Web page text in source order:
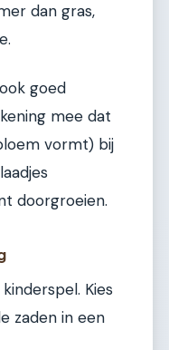
dan gras,
goed
mee dat
vormt) bij
doorgroeien.
Kies
zaden in een